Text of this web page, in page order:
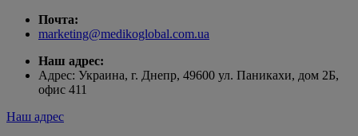
Почта:
marketing@medikoglobal.com.ua
Наш адрес:
Адрес: Украина, г. Днепр, 49600 ул. Паникахи, дом 2Б,
офис 411
Наш адрес